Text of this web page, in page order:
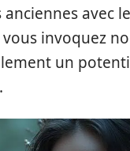
avec
invoquez
un